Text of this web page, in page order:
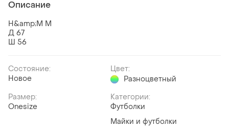
Описание
H&amp;M M
Д 67
Ш 56
Состояние:
Новое
Цвет:
Разноцветный
Размер:
Onesize
Категории:
Футболки
Майки и футболки